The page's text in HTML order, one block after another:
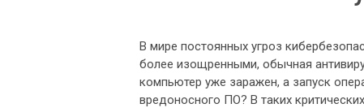
В мире постоянных угроз
более изощренными, обычная
компьютер уже заражен, а запуск
вредоносного ПО? В таких